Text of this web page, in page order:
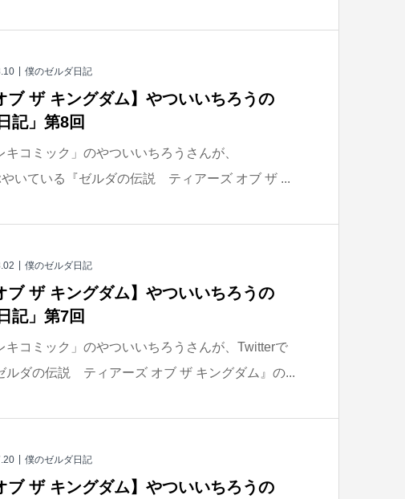
僕のゼルダ日記
ブ ザ キングダム】やついいちろうの
記」第8回
コミック」のやついいちろうさんが、
いている『ゼルダの伝説 ティアーズ オブ ザ ...
僕のゼルダ日記
ブ ザ キングダム】やついいちろうの
記」第7回
キコミック」のやついいちろうさんが、Twitterで
ルダの伝説 ティアーズ オブ ザ キングダム』の...
僕のゼルダ日記
ブ ザ キングダム】やついいちろうの